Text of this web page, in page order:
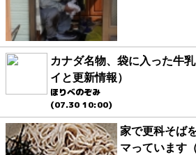
カナダ名物、袋に入った牛
イと更新情報）
ほりべのぞみ
(07.30 10:00)
家で更科そば
マっています